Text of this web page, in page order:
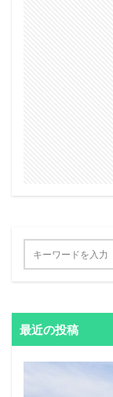
最近の投稿